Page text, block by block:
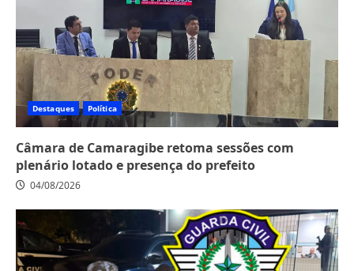
Destaques Política
Câmara de Camaragibe retoma sessões com
plenário lotado e presença do prefeito
04/08/2026